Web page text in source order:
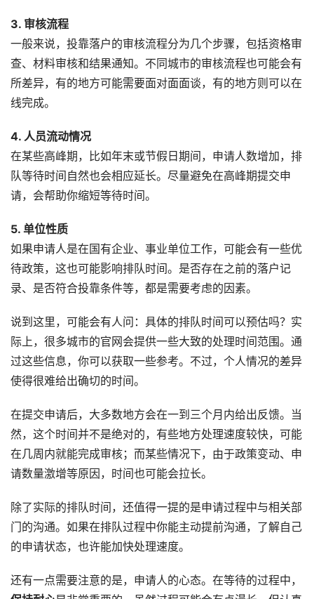
3. 审核流程
一般来说，投靠落户的审核流程分为几个步骤，包括资格审
查、材料审核和结果通知。不同城市的审核流程也可能会有
所差异，有的地方可能需要面对面面谈，有的地方则可以在
线完成。
4. 人员流动情况
在某些高峰期，比如年末或节假日期间，申请人数增加，排
队等待时间自然也会相应延长。尽量避免在高峰期提交申
请，会帮助你缩短等待时间。
5. 单位性质
如果申请人是在国有企业、事业单位工作，可能会有一些优
待政策，这也可能影响排队时间。是否存在之前的落户记
录、是否符合投靠条件等，都是需要考虑的因素。
说到这里，可能会有人问：具体的排队时间可以预估吗？实
际上，很多城市的官网会提供一些大致的处理时间范围。通
过这些信息，你可以获取一些参考。不过，个人情况的差异
使得很难给出确切的时间。
在提交申请后，大多数地方会在一到三个月内给出反馈。当
然，这个时间并不是绝对的，有些地方处理速度较快，可能
在几周内就能完成审核；而某些情况下，由于政策变动、申
请数量激增等原因，时间也可能会拉长。
除了实际的排队时间，还值得一提的是申请过程中与相关部
门的沟通。如果在排队过程中你能主动提前沟通，了解自己
的申请状态，也许能加快处理速度。
还有一点需要注意的是，申请人的心态。在等待的过程中，